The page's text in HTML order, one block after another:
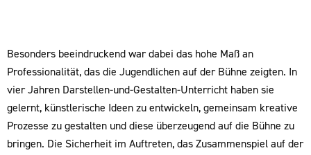
Besonders beeindruckend war dabei das hohe Maß an
Professionalität, das die Jugendlichen auf der Bühne zeigten. In
vier Jahren Darstellen-und-Gestalten-Unterricht haben sie
gelernt, künstlerische Ideen zu entwickeln, gemeinsam kreative
Prozesse zu gestalten und diese überzeugend auf die Bühne zu
bringen. Die Sicherheit im Auftreten, das Zusammenspiel auf der